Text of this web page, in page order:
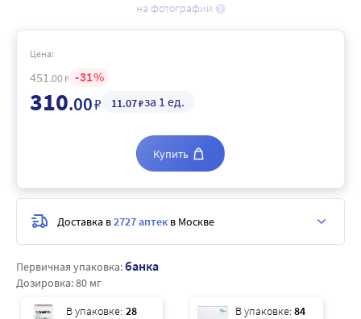
на фотографии
Первичная упаковка:банка
Дозировка:80 мг
В упаковке: 28
В упаковке: 84
Цена:
451 .00₽ 31
310.00₽ 11.07₽за 1 ед.
Купить
Доставка в2727 аптек в Москве